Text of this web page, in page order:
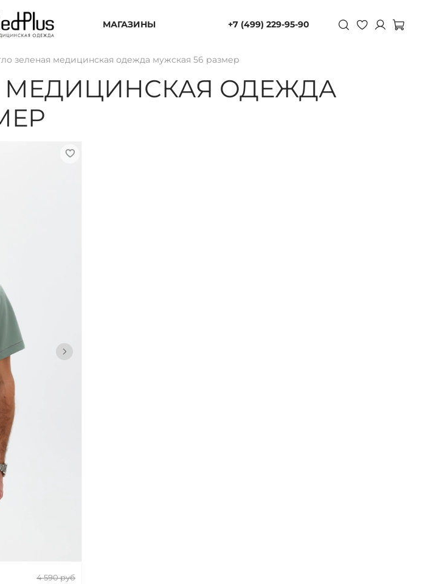
МАГАЗИНЫ +7 (499) 229-95-90
зеленая медицинская одежда мужская 56 размер
МЕДИЦИНСКАЯ ОДЕЖДА
4 590 руб